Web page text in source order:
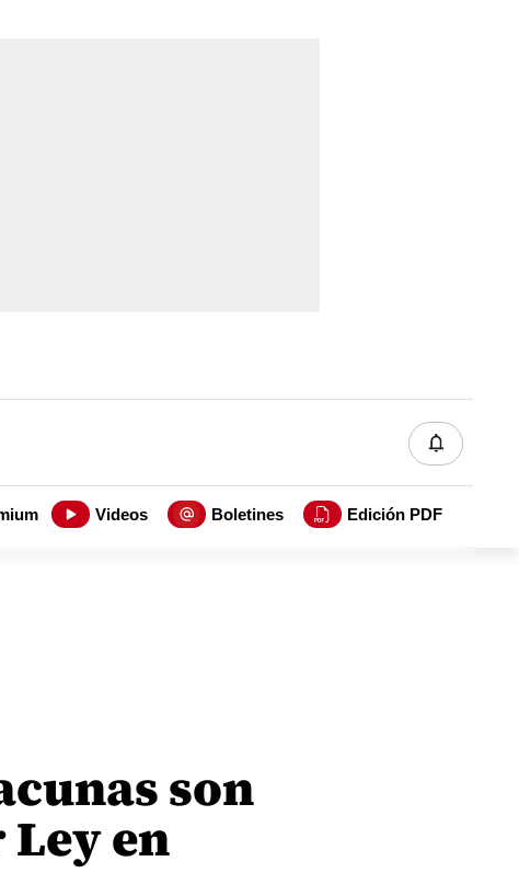
Videos Boletines Edición PDF
son
en